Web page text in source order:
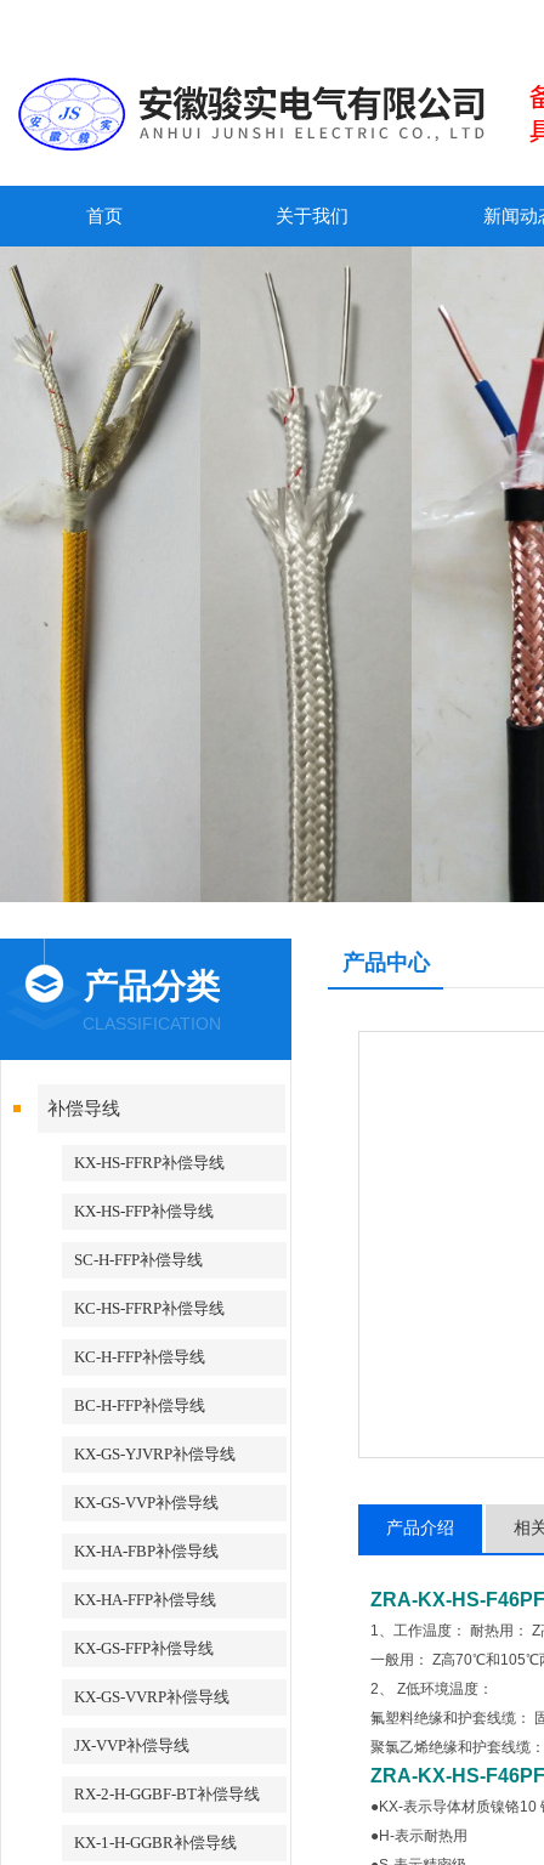
首页 关于我们 新闻动
产品分类
CLASSIFICATION
补偿导线
KX-HS-FFRP补偿导线
KX-HS-FFP补偿导线
SC-H-FFP补偿导线
KC-HS-FFRP补偿导线
KC-H-FFP补偿导线
BC-H-FFP补偿导线
KX-GS-YJVRP补偿导线
KX-GS-VVP补偿导线
KX-HA-FBP补偿导线
KX-HA-FFP补偿导线
KX-GS-FFP补偿导线
KX-GS-VVRP补偿导线
JX-VVP补偿导线
RX-2-H-GGBF-BT补偿导线
KX-1-H-GGBR补偿导线
产品中心
产品介绍 相
ZRA-KX-HS-
1、工作温度： 耐热用：
一般用： Z高70℃和105℃
2、 Z低环境温度：
氟塑料绝缘和护套线缆：
聚氯乙烯绝缘和护套线缆
ZRA-KX-HS-
●KX-表示导体材质镍铬
●H-表示耐热用